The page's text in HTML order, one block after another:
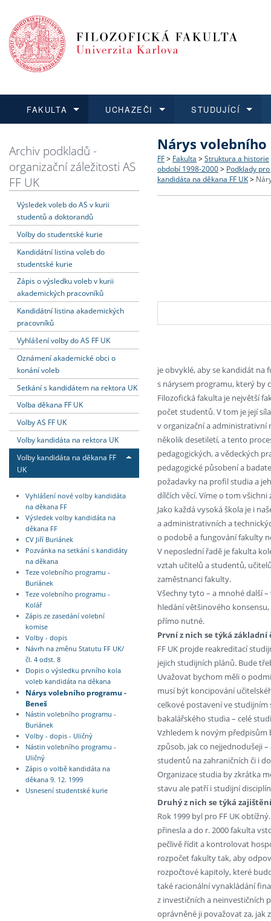
FAKULTA
Dozvědět se více
Struktura a historie
Strategie a další
UCHAZEČI
Podat přihlášku
Co studovat a jak se
Učitelské studijní
STUDUJÍCÍ
Dozvědět se více
Bakalářské a magisterské
Doktorské studium
Dozvědět se více
O vědě a výzkumu na FF
Akademické kvalifikace
Dozvědět se více
Aktuální nabídky a
Vyjíždějící studenti
Archiv podkladů -
organizační záležitosti AS
FF UK
Výsledek voleb do AS v kurii
studentů a doktorandů
Volby do studentské kurie
Kandidátní listina voleb do
studentské kurie
Zápis o výsledku voleb v kurii
akademických pracovníků
Kandidátní listina akademických
pracovníků
Vyhlášení volby do AS FF UK
Oznámení akademické obci o
konání voleb
Setkání s kandidátem na rektora UK
Volba děkana FF UK
Volby AS FF UK
Volby kandidáta na rektora UK
Volby kandidáta na děkana FF
UK
Vyhlášení nové volby kandidáta
na děkana FF
Výsledek volby kandidáta na
děkana FF
CV Jiří Buriánek
Pozvánka na setkání s kandidáty
na děkana
Teze volebního programu -
Buriánek
Teze volebního programu -
Kolář
Zápis ze zasedání volební
komise
Volby - dopis
Návrh na změnu Statutu FF UK/
čl. 4 odst. 8
Dopis o výsledku prvního kola
voleb kandidáta na děkana
Nárys volebního programu -
Beneš
Nástin volebního programu -
Buriánek
Volby - dopis - Uličný
Nástin volebního programu -
Uličný
Zápis o volbě kandidáta na
děkana 9. 12. 1999
Usnesení studentské kurie
Nárys volebního
FF > Fakulta > Struktura a historie
období 1998-2000 > Podklady
kandidáta na děkana FF UK >
je obvyklé, aby se kandidát na
s nárysem programu, který by
Filozofická fakulta je největší
počet studentů. V tom je její
v organizační a administrativní
několik desetiletí, a tento
pedagogických, a vědeckých
pedagogické působení a
požadavky na profil studia a
dílčích věcí. Víme o tom
Jako každá vysoká škola je i
a administrativních a
o podobě a fungování fakulty
V neposlední řadě je fakulta
vztah učitelů a studentů,
zaměstnanci fakulty.
Všechny tyto – a mnohé další
hledání většinového
přímo nutné.
První z nich se týká
FF UK projde reakreditací
jejich studijních plánů. Bude
Uvažovat bychom měli o
musí být koncipování
celkové postavení ve
bakalářského studia – celé
Vzhledem k novým předpisům
způsob, jak co nejjednodušeji
studentů na zahraničních či i
Organizace studia by zkrátka
stavu ale patří i studijní
Druhý z nich se týká
Rok 1999 byl pro FF UK
přinesla a do r. 2000 fakulta
pečlivě řídit a kontrolovat
rozpočet fakulty tak, aby
rozpočtové kapitoly, které
také racionální vynakládání
z investičních a neinvestičních
oprávněné ji považovat za, jak